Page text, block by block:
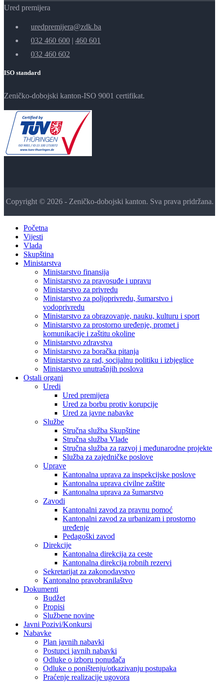
Ured premijera
uredpremijera@zdk.ba
032 460 600 | 460 601
032 460 602
ISO standard
Zeničko-dobojski kanton-ISO 9001 certifikat.
Copyright © 2026 - Zeničko-dobojski kanton. Sva prava pridržana.
Početna
Vijesti
Vlada
Skupština
Ministarstva
Ministarstvo finansija
Ministarstvo za pravosuđe i upravu
Ministarstvo za privredu
Ministarstvo za poljoprivredu, šumarstvo i
vodoprivredu
Ministarstvo za obrazovanje, nauku, kulturu i sport
Ministarstvo za prostorno uređenje, promet i
komunikacije i zaštitu okoline
Ministarstvo zdravstva
Ministarstvo za boračka pitanja
Ministarstvo za rad, socijalnu politiku i izbjeglice
Ministarstvo unutrašnjih poslova
Ostali organi
Uredi
Ured premijera
Ured za borbu protiv korupcije
Ured za javne nabavke
Službe
Stručna služba Skupštine
Stručna služba Vlade
Stručna služba za razvoj i međunarodne projekte
Služba za zajedničke poslove
Uprave
Kantonalna uprava za inspekcijske poslove
Kantonalna uprava civilne zaštite
Kantonalna uprava za šumarstvo
Zavodi
Kantonalni zavod za pravnu pomoć
Kantonalni zavod za urbanizam i prostorno
uređenje
Pedagoški zavod
Direkcije
Kantonalna direkcija za ceste
Kantonalna direkcija robnih rezervi
Sekretarijat za zakonodavstvo
Kantonalno pravobranilaštvo
Dokumenti
Budžet
Propisi
Službene novine
Javni Pozivi/Konkursi
Nabavke
Plan javnih nabavki
Postupci javnih nabavki
Odluke o izboru ponuđača
Odluke o poništenju/otkazivanju postupaka
Praćenje realizacije ugovora